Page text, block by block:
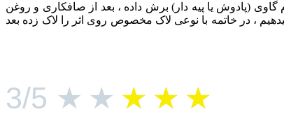
(پادوش یا پیه دار) برش داده ، بعد از صافکاری و روغن
، در خاتمه با نوعی لاک مخصوص روی اثر را لاک زده بعد
★
★
★
★
★
3/5